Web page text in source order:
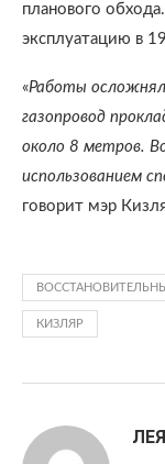
планового
эксплуатацию в
«Работы
газопровод
около 8 метров.
использованием
говорит мэр
КИЗЛЯР